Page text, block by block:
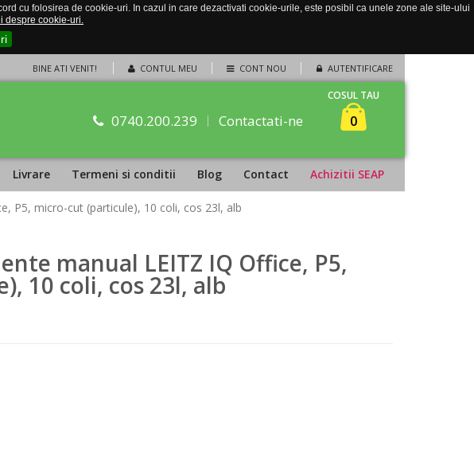
cu folosirea de cookie-uri. In cazul in care dezactivati cookie-urile, este posibil ca unele zone ale site-ului
despre cookie-uri.
CONTUL MEU CONT NOU AUTENTIFICARE
BINE ATI VENIT!
0740.200.239 Contactati-ne
COSUL TAU
0
Livrare Termeni si conditii Blog Contact Achizitii SEAP
P5, micro-cut (particule), 10 coli, cos 23l, alb
manual LEITZ IQ Office, P5,
10 coli, cos 23l, alb